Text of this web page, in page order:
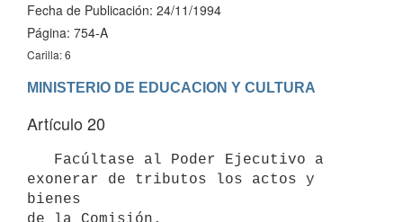
Fecha de Publicación: 24/11/1994
Página: 754-A
Carilla: 6
Artículo 20
exonerar de tributos los actos y
bienes